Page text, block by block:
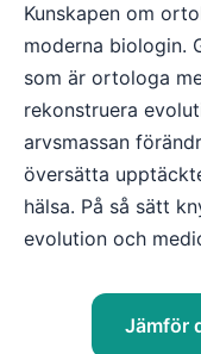
Kunskapen om
moderna biologin.
som är ortologa
rekonstruera
arvsmassan
översätta
hälsa. På så sätt
evolution och
Jämför